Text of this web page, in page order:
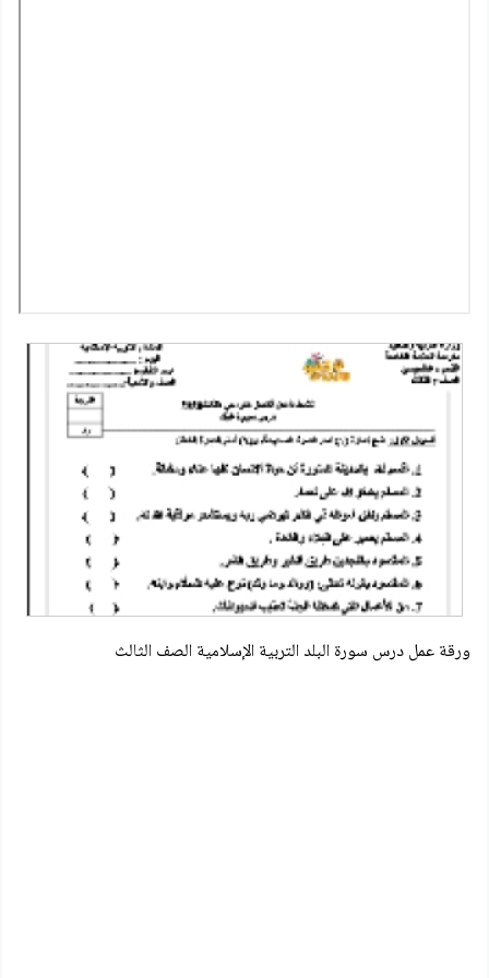
ورقة عمل درس سورة البلد التربية الإسلامية الصف الثالث